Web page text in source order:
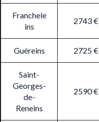
Franchele
ins
2743 €
Guéreins 2725 €
Saint-
Georges-
de-
Reneins
2590 €